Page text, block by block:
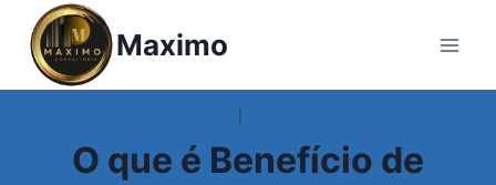
Pular
para
Maximo
O que é Benefício de